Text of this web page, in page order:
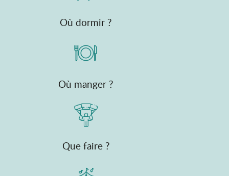
Où dormir ?
Où manger ?
Que faire ?